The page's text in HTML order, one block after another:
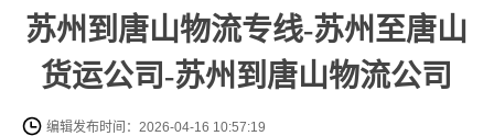
苏州到唐山物流专线-苏州至唐山
货运公司-苏州到唐山物流公司
编辑发布时间：2026-04-16 10:57:19